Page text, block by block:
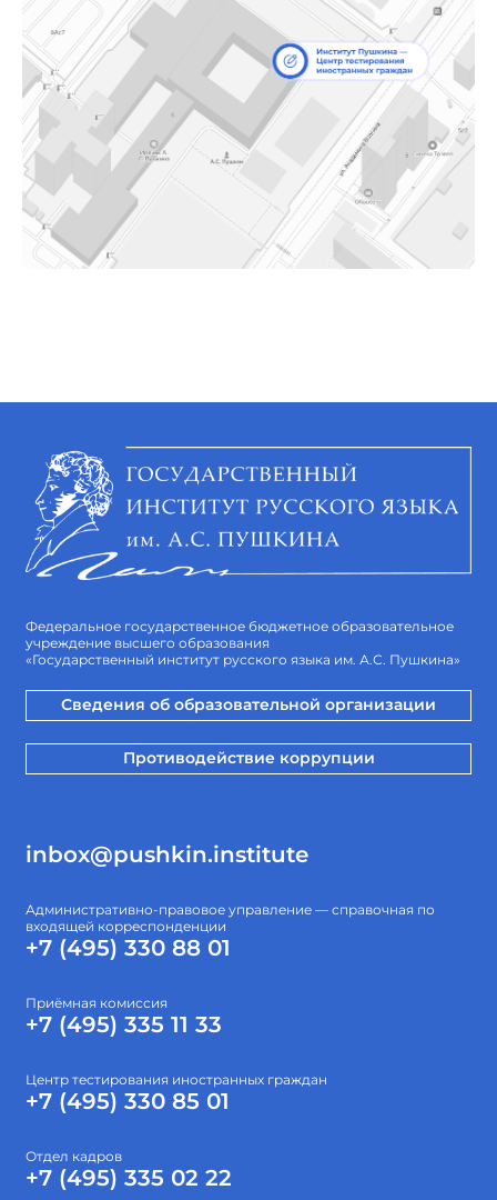
Федеральное государственное бюджетное образовательное
учреждение высшего образования
«Государственный институт русского языка им. А.С. Пушкина»
Сведения об образовательной организации
Противодействие коррупции
inbox@pushkin.institute
Административно-правовое управление — справочная по
входящей корреспонденции
+7 (495) 330 88 01
Приёмная комиссия
+7 (495) 335 11 33
Центр тестирования иностранных граждан
+7 (495) 330 85 01
Отдел кадров
+7 (495) 335 02 22